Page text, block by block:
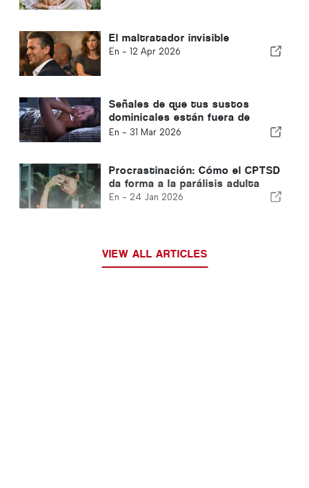
El maltratador invisible
En - 12 Apr 2026
Señales de que tus sustos
dominicales están fuera de
control y cómo combatirlos
En - 31 Mar 2026
Procrastinación: Cómo el CPTSD
da forma a la parálisis adulta
En - 24 Jan 2026
VIEW ALL ARTICLES